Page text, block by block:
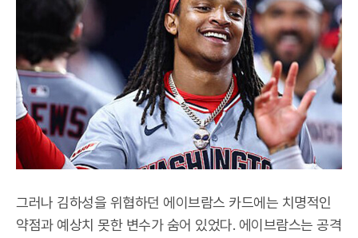
그러나 김하성을 위협하던 에이브람스 카드에는 치명적인
약점과 예상치 못한 변수가 숨어 있었다. 에이브람스는 공격